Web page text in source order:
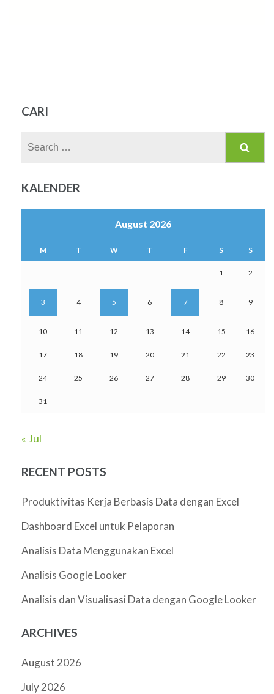
CARI
KALENDER
August 2026
M T W T F S S
1 2
3 4 5 6 7 8 9
10 11 12 13 14 15 16
17 18 19 20 21 22 23
24 25 26 27 28 29 30
31
« Jul
RECENT POSTS
Produktivitas Kerja Berbasis Data dengan Excel
Dashboard Excel untuk Pelaporan
Analisis Data Menggunakan Excel
Analisis Google Looker
Analisis dan Visualisasi Data dengan Google Looker
ARCHIVES
August 2026
July 2026